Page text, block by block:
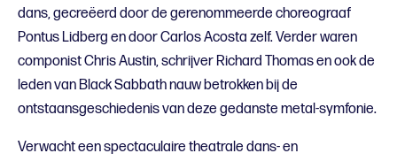
dans, gecreëerd door de gerenommeerde choreograaf
Pontus Lidberg en door Carlos Acosta zelf. Verder waren
componist Chris Austin, schrijver Richard Thomas en ook de
leden van Black Sabbath nauw betrokken bij de
ontstaansgeschiedenis van deze gedanste metal-symfonie.
Verwacht een spectaculaire theatrale dans- en